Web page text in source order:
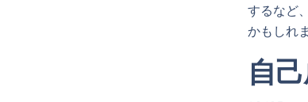
するなど
かもしれ
自